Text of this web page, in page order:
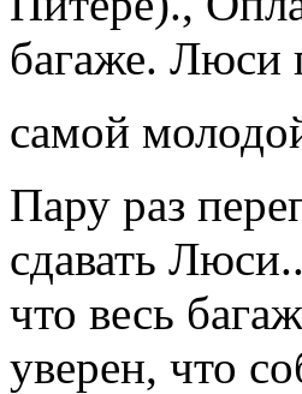
багаже. Люси
самой
Пару раз
сдавать
что весь
уверен, что